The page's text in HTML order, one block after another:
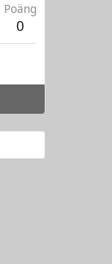
Poäng
0